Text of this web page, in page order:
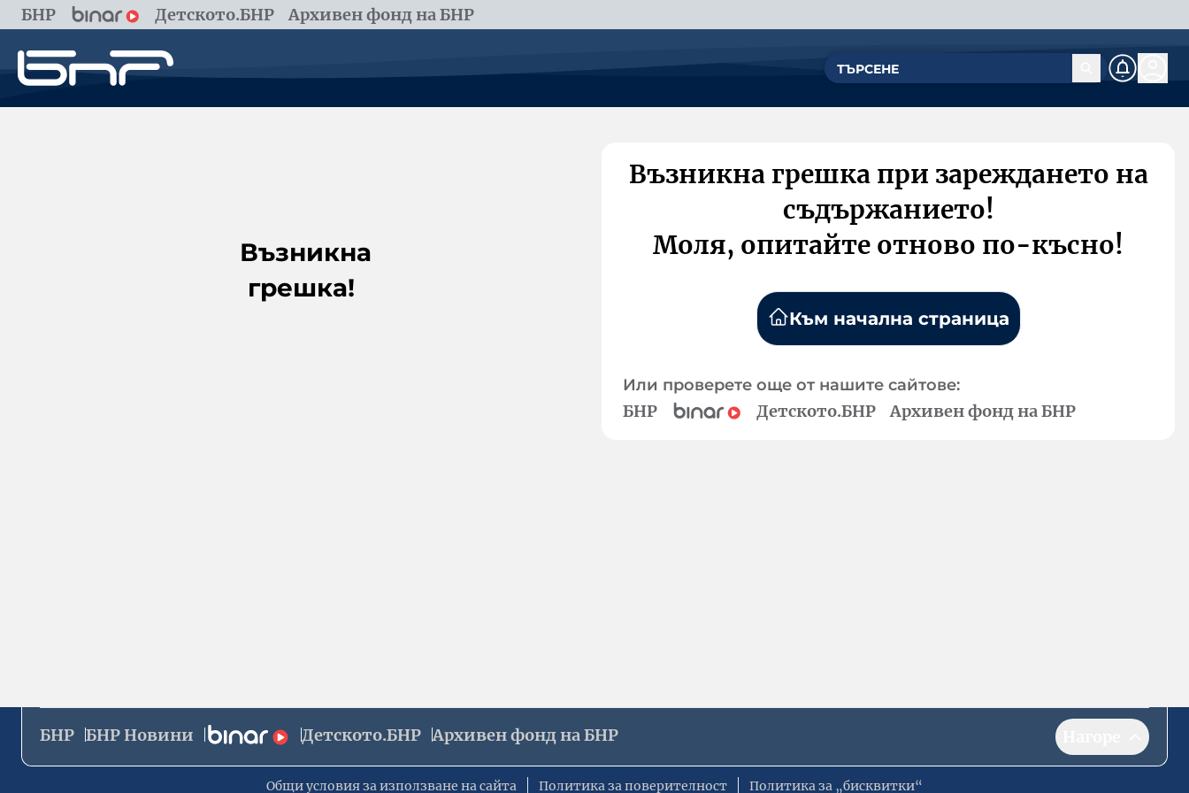
БНР Детското.БНР Архивен фонд на БНР
Възникна
грешка!
Възникна грешка при зареждането на
съдържанието!
Моля, опитайте отново по-късно!
Към начална страница
Или проверете още от нашите сайтове:
БНР Детското.БНР Архивен фонд на БНР
БНР БНР Новини Детското.БНР Архивен фонд на БНР
Общи условия за използване на сайта Политика за поверителност Политика за „бисквитки“